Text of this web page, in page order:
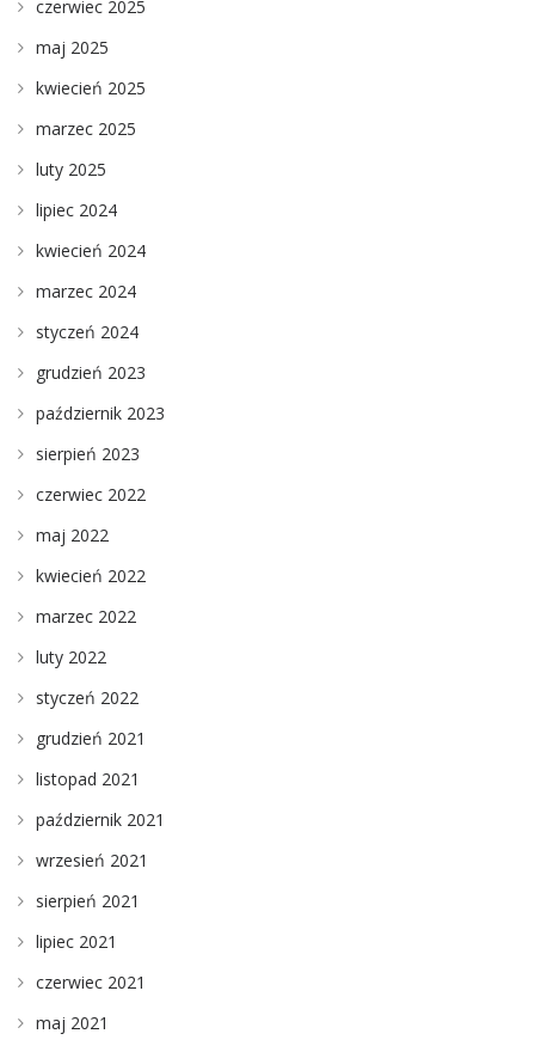
czerwiec 2025
maj 2025
kwiecień 2025
marzec 2025
luty 2025
lipiec 2024
kwiecień 2024
marzec 2024
styczeń 2024
grudzień 2023
październik 2023
sierpień 2023
czerwiec 2022
maj 2022
kwiecień 2022
marzec 2022
luty 2022
styczeń 2022
grudzień 2021
listopad 2021
październik 2021
wrzesień 2021
sierpień 2021
lipiec 2021
czerwiec 2021
maj 2021